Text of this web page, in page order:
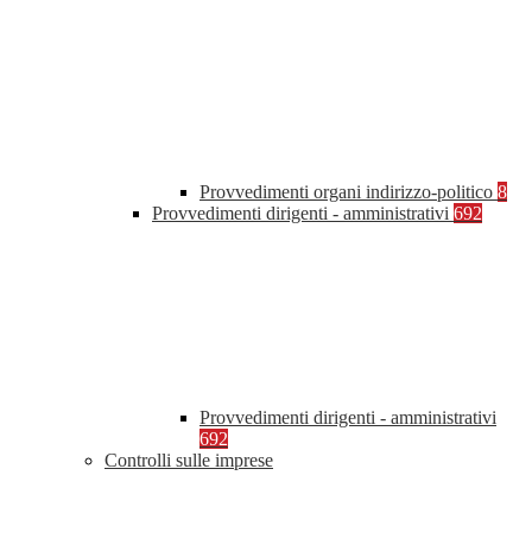
Provvedimenti organi indirizzo-politico 8
Provvedimenti dirigenti - amministrativi 692
Provvedimenti dirigenti - amministrativi
692
Controlli sulle imprese